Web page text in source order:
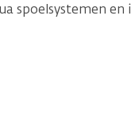
spoelsystemen